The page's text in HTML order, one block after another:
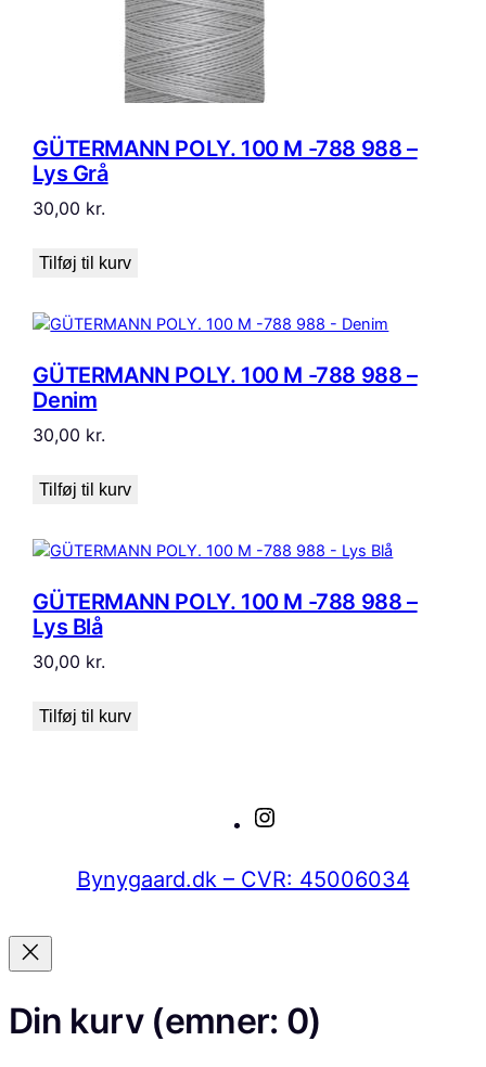
GÜTERMANN POLY. 100 M -788 988 –
Lys Grå
30,00 kr.
Tilføj til kurv
GÜTERMANN POLY. 100 M -788 988 –
Denim
30,00 kr.
Tilføj til kurv
GÜTERMANN POLY. 100 M -788 988 –
Lys Blå
30,00 kr.
Tilføj til kurv
Bynygaard.dk – CVR: 45006034
Din kurv (emner: 0)